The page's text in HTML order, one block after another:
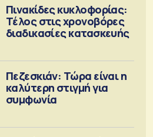
Πινακίδες κυκλοφορίας:
Τέλος στις χρονοβόρες
διαδικασίες κατασκευής
Πεζεσκιάν: Τώρα είναι η
καλύτερη στιγμή για
συμφωνία